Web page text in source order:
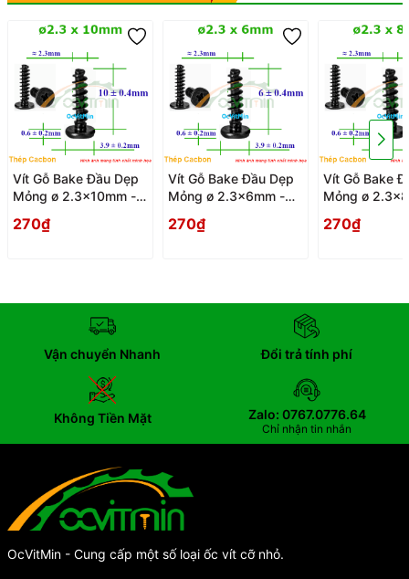
Vít Gỗ Bake Đầu Dẹp
Mỏng ø 2.3x10mm -
Mong
270₫
Vít Gỗ Bake Đầu Dẹp
Mỏng ø 2.3x6mm -
Mong
270₫
Vít Gỗ Bake
Mỏng ø
Mong
270₫
Vận chuyển Nhanh Đổi trả tính phí
Không Tiền Mặt Zalo: 0767.0776.64
Chỉ nhận tin nhắn
OcVitMin - Cung cấp một số loại ốc vít cỡ nhỏ.